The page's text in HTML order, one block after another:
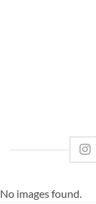
No images found.